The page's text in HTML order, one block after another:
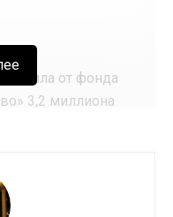
от фонда
3,2 миллиона
миллионов рублей.